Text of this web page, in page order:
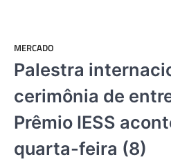
MERCADO
Palestra
cerimônia de
Prêmio IESS
quarta-feira (8)